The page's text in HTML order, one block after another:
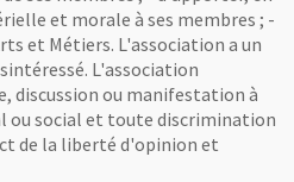
et morale à ses membres ; -
et Métiers. L'association a un
L'association
discussion ou manifestation à
ou social et toute discrimination
de la liberté d'opinion et